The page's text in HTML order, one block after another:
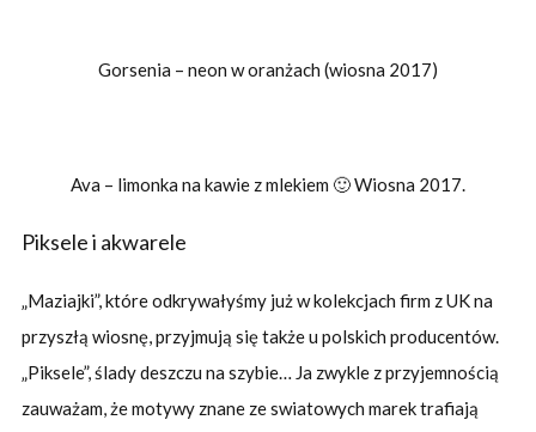
Gorsenia – neon w oranżach (wiosna 2017)
Ava – limonka na kawie z mlekiem 🙂 Wiosna 2017.
Piksele i akwarele
„Maziajki”, które odkrywałyśmy już w kolekcjach firm z UK na
przyszłą wiosnę, przyjmują się także u polskich producentów.
„Piksele”, ślady deszczu na szybie… Ja zwykle z przyjemnością
zauważam, że motywy znane ze swiatowych marek trafiają